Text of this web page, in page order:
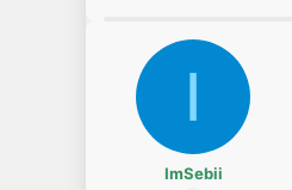
I
ImSebii